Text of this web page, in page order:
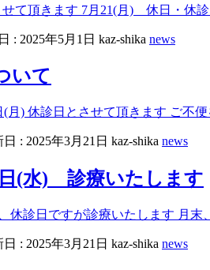
て頂きます 7月21(月) 休日・休
: 2025年5月1日 kaz-shika news
いて
) 休診日とさせて頂きます ご不
日 : 2025年3月21日 kaz-shika news
日(水) 診療いたします
休診日ですが診療いたします 月
日 : 2025年3月21日 kaz-shika news